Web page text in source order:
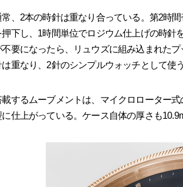
、2本の時針は重なり合っている。第2時
押下し、1時間単位でロジウム仕上げの時針
不要になったら、リュウズに組み込まれた
は重なり、2針のシンプルウォッチとして使
するムーブメントは、マイクロローター
仕上がっている。ケース自体の厚さも